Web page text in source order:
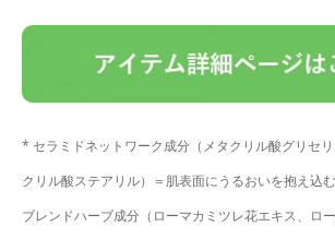
* セラミドネットワーク成分（メタクリル酸グリセ
クリル酸ステアリル）＝肌表面にうるおいを抱え込
ブレンドハーブ成分（ローマカミツレ花エキス、ロ